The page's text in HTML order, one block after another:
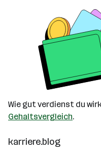
Wie gut verdienst du
Gehaltsvergleich.
karriere.blog